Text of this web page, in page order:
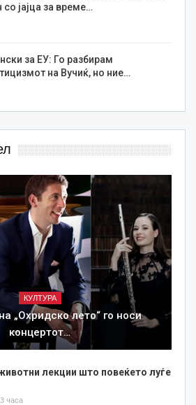
со јајца за време…
за ЕУ: Го разбирам
на Вучиќ, но ние…
КУЛТУРА
„Охридско лето“ го носи
концертот…
лекции што повеќето луѓе
часа